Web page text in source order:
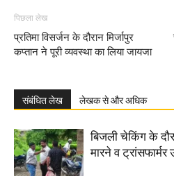
पिछला लेख
प्रतिमा विसर्जन के दौरान मिर्जापुर
कप्तान ने पूरी व्यवस्था का लिया जायजा
संबंधित लेख लेखक से और अधिक
बिजली चेकिंग के
मारने व